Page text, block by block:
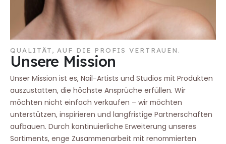
QUALITÄT, AUF DIE PROFIS VERTRAUEN.
Unsere Mission
Unser Mission ist es, Nail-Artists und Studios mit Produkten
auszustatten, die höchste Ansprüche erfüllen. Wir
möchten nicht einfach verkaufen – wir möchten
unterstützen, inspirieren und langfristige Partnerschaften
aufbauen. Durch kontinuierliche Erweiterung unseres
Sortiments, enge Zusammenarbeit mit renommierten